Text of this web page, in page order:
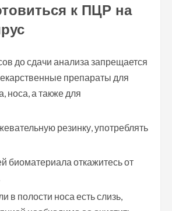
к ПЦР на
до сдачи анализа запрещается
препараты для
носа, а также для
резинку, употреблять
биоматериала откажитесь от
в полости носа есть слизь,